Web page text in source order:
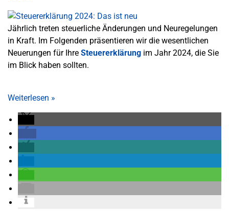
Jährlich treten steuerliche Änderungen und Neuregelungen
in Kraft. Im Folgenden präsentieren wir die wesentlichen
Neuerungen für Ihre Steuererklärung im Jahr 2024, die Sie
im Blick haben sollten.
Weiterlesen »